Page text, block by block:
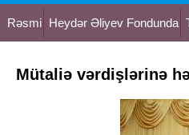
Rəsmi Heydər Əliyev Fondunda
Mütaliə vərdişlərinə